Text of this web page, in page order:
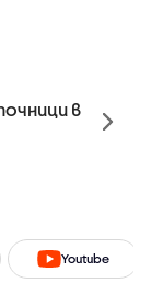
в
Youtube